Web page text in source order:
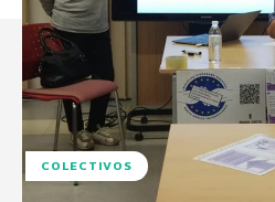
COLECTIVOS